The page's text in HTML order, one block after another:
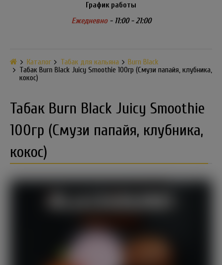
График работы
Ежедневно- 11:00 - 21:00
Каталог Табак для кальяна
Burn Black
Табак Burn Black Juicy Smoothie 100гр (Смузи папайя, клубника,
кокос)
Табак Burn Black Juicy Smoothie
100гр (Смузи папайя, клубника,
кокос)